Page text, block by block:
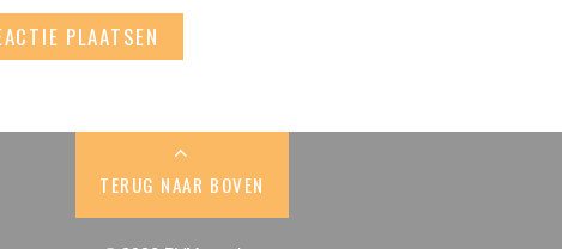
TERUG NAAR BOVEN